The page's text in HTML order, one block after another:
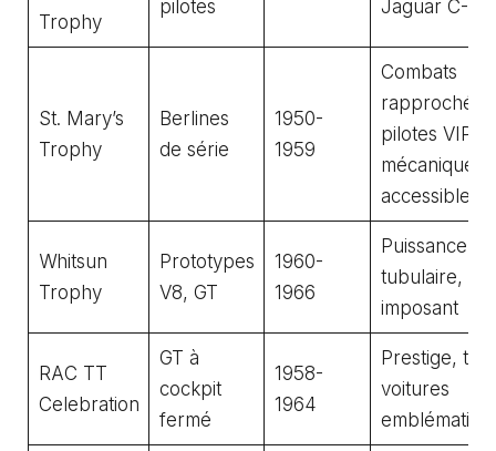
Trophy
pilotes Jaguar C-
St. Mary’s
Trophy
Berlines
de série
1950-
1959
Combats
rapprochés,
pilotes VIP,
mécanique
accessible
Whitsun
Trophy
Prototypes
V8, GT
1960-
1966
Puissance,
tubulaire,
imposant
RAC TT
Celebration
GT à
cockpit
fermé
1958-
1964
Prestige,
voitures